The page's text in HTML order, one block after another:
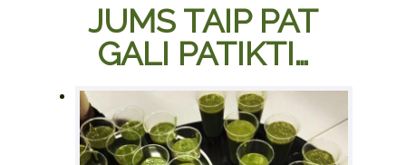
JUMS TAIP PAT
GALI PATIKTI…